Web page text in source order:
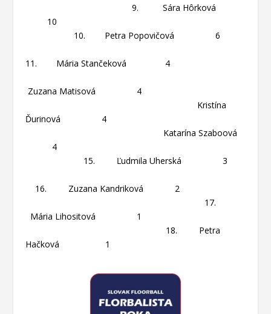
9. Sára Hôrková
10
10. Petra Popovičová 6
11. Mária Stančeková 4
Zuzana Matisová 4
Kristína
Ďurinová 4
Katarína Szaboová
4
15. Ľudmila Uherská 3
16. Zuzana Kandriková 2
17.
Mária Lihositová 1
18. Petra
Hačková 1